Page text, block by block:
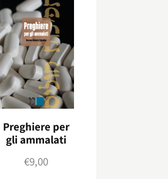
Preghiere per
gli ammalati
€9,00